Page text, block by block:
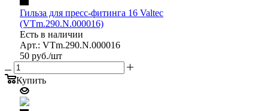
Гильза для пресс-фитинга 16 Valtec
(VTm.290.N.000016)
Есть в наличии
Арт.: VTm.290.N.000016
50 руб./шт
Купить